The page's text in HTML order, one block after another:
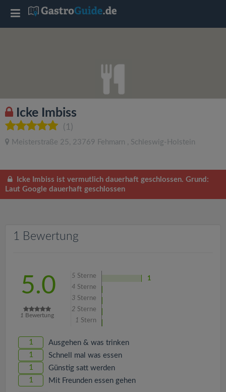
Icke Imbiss
(1)
Meisterstraße 25 , 23769 Fehmarn , Schleswig-Holstein
Icke Imbiss ist vermutlich dauerhaft geschlossen. Grund:
Laut Google dauerhaft geschlossen
1 Bewertung
5.0
1 Bewertung
5 Sterne
1
4 Sterne
3 Sterne
2 Sterne
1 Stern
1 Ausgehen & was trinken
1 Schnell mal was essen
1 Günstig satt werden
1 Mit Freunden essen gehen
T
l
e
a
g
a
i
o